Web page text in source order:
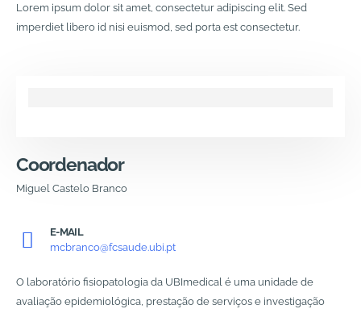
Lorem ipsum dolor sit amet, consectetur adipiscing elit. Sed
imperdiet libero id nisi euismod, sed porta est consectetur.
Coordenador
Miguel Castelo Branco
E-MAIL
mcbranco@fcsaude.ubi.pt
O laboratório fisiopatologia da UBImedical é uma unidade de
avaliação epidemiológica, prestação de serviços e investigação